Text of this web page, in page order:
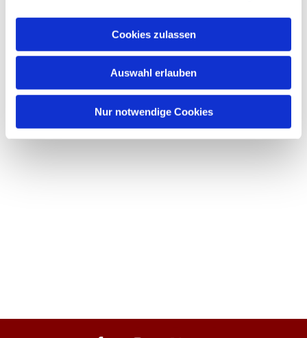
Cookies zulassen
Auswahl erlauben
Nur notwendige Cookies